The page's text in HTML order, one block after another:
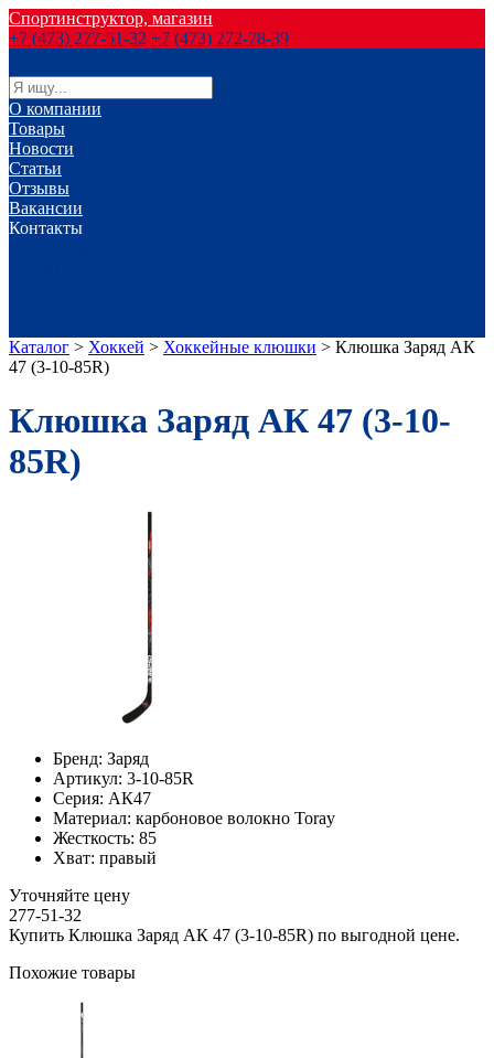
Спортинструктор, магазин
+7 (473) 277-51-32 +7 (473) 272-78-39
О компании
Товары
Новости
Статьи
Отзывы
Вакансии
Контакты
Каталог > Хоккей > Хоккейные клюшки > Клюшка Заряд АК
47 (3-10-85R)
Клюшка Заряд АК 47 (3-10-
85R)
Бренд: Заряд
Артикул: 3-10-85R
Серия: АК47
Материал: карбоновое волокно Toray
Жесткость: 85
Хват: правый
Уточняйте цену
277-51-32
Купить Клюшка Заряд АК 47 (3-10-85R) по выгодной цене.
Похожие товары